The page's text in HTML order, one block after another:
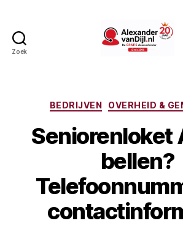
Zoek
BEDRIJVEN OVERHEID &
Seniorenloket
bellen?